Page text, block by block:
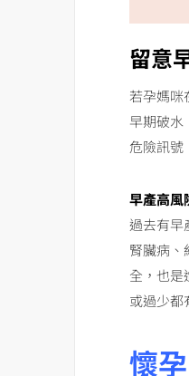
留意
若孕媽咪
早期破水
危險訊號
早產高風
過去有早
腎臟病、
全，也是
或過少都
懷